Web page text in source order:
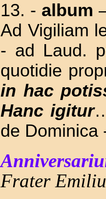
13. - album
Ad Vigiliam
- ad Laud.
quotidie
in hac
Hanc igitur
de Dominica
Frater